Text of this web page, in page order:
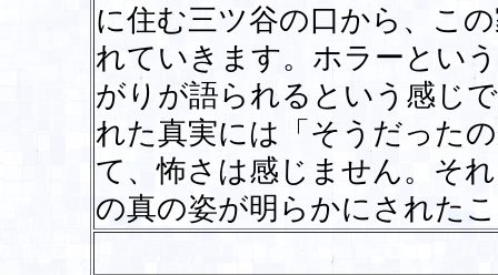
に住む三ツ谷の口から、こ
れていきます。ホラーとい
がりが語られるという感じ
れた真実には「そうだった
て、怖さは感じません。そ
の真の姿が明らかにされた